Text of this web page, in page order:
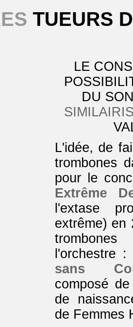
TUEURS
LE
DU
L'idée, de
trombones
pour le
Extrême
l'extase
extrême) en
l'orchestre :
sans
composé
de
de Femmes